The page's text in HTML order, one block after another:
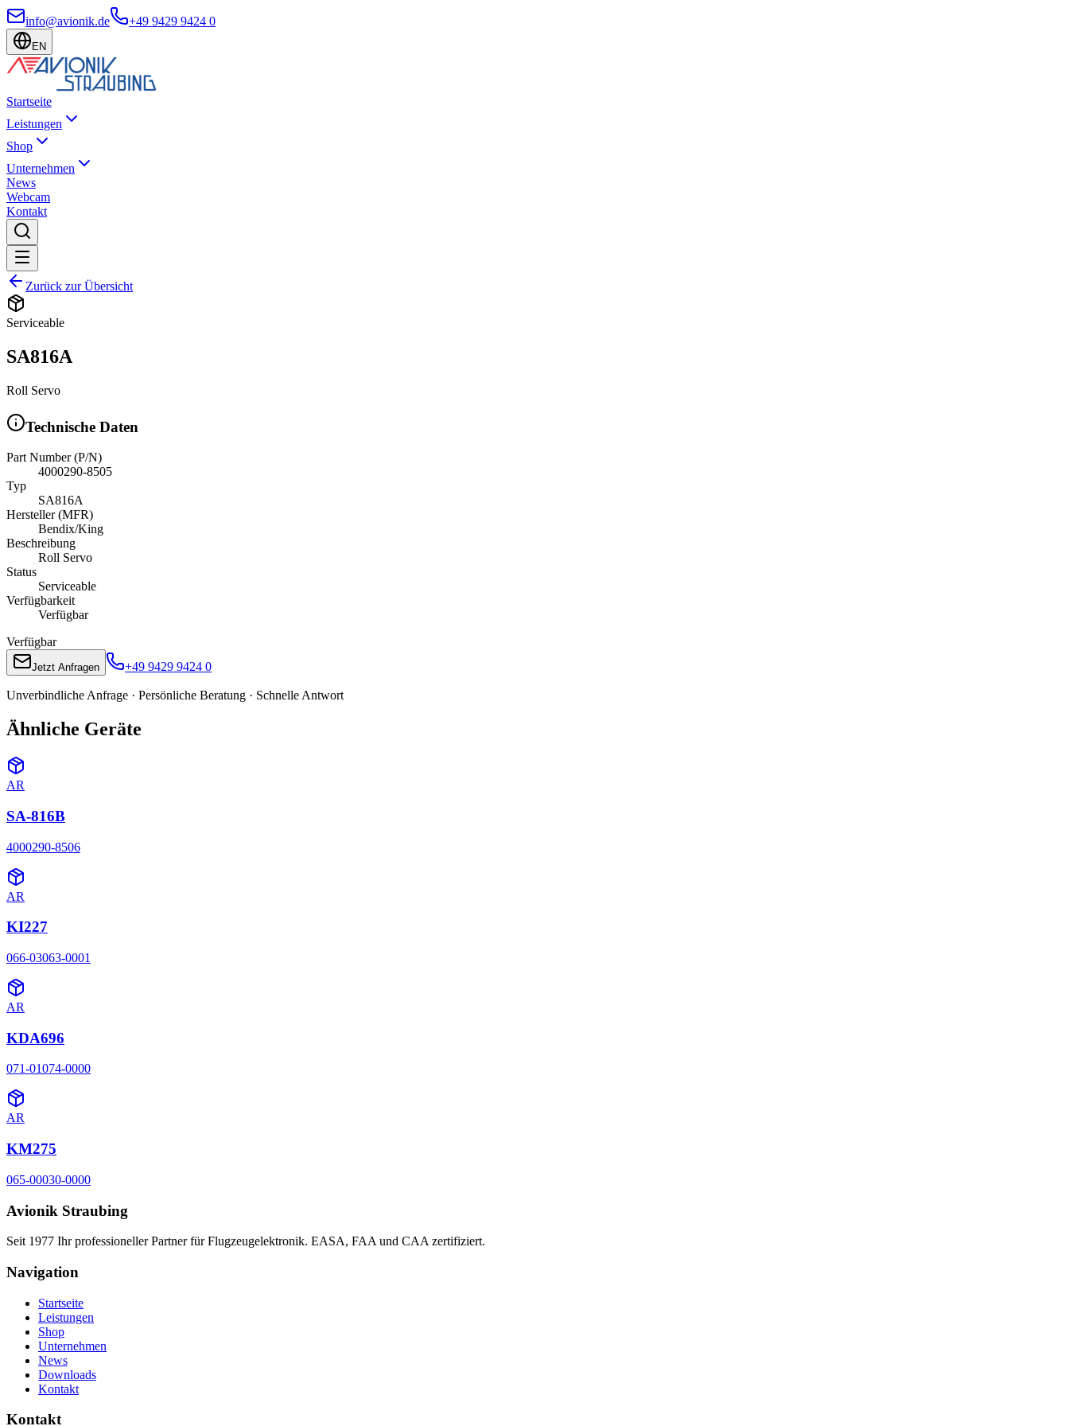
info@avionik.de +49 9429 9424 0
EN
Startseite
Leistungen
Shop
Unternehmen
News
Webcam
Kontakt
Zurück zur Übersicht
Serviceable
SA816A
Roll Servo
Technische Daten
Part Number (P/N)
4000290-8505
Typ
SA816A
Hersteller (MFR)
Bendix/King
Beschreibung
Roll Servo
Status
Serviceable
Verfügbarkeit
Verfügbar
Verfügbar
Jetzt Anfragen +49 9429 9424 0
Unverbindliche Anfrage · Persönliche Beratung · Schnelle Antwort
Ähnliche Geräte
AR
SA-816B
4000290-8506
AR
KI227
066-03063-0001
AR
KDA696
071-01074-0000
AR
KM275
065-00030-0000
Avionik Straubing
Seit 1977 Ihr professioneller Partner für Flugzeugelektronik. EASA, FAA und CAA zertifiziert.
Navigation
Startseite
Leistungen
Shop
Unternehmen
News
Downloads
Kontakt
Kontakt